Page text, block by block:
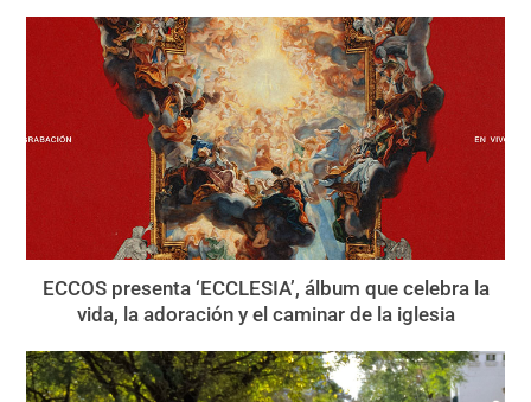
ECCOS presenta ‘ECCLESIA’, álbum que celebra la
vida, la adoración y el caminar de la iglesia